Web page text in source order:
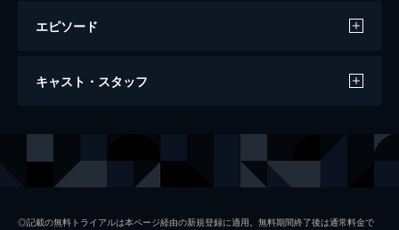
エピソード
Vol.1 「運命の恋人と最悪の出会い」
ストランが買収され、現れた新オーナーは生
春樹（小出恵介）に葛城グループ主催のパー
キャスト・スタッフ
◎記載の無料トライアルは本ページ経由の新規登録に適用。無料期間終了後は通常料金で